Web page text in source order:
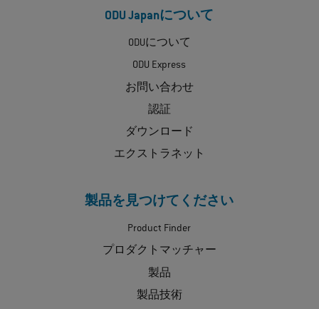
ODU Japanについて
ODUについて
ODU Express
お問い合わせ
認証
ダウンロード
エクストラネット
製品を見つけてください
Product Finder
プロダクトマッチャー
製品
製品技術